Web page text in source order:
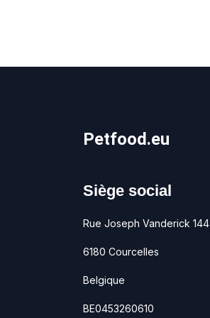
Petfood.eu
Siège social
Rue Joseph Vanderick 144
6180 Courcelles
Belgique
BE0453260610